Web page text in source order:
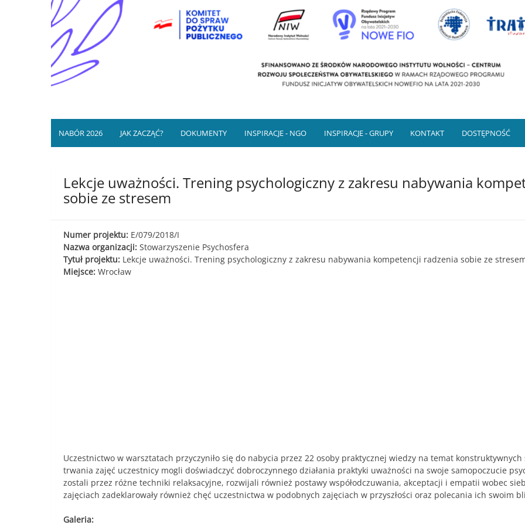
NGO, grup nieformalnych i
NABÓR 2026 JAK ZACZĄĆ? DOKUMENTY INSPIRACJE - NGO INSPIRACJE - GRUPY KONTAKT DOSTĘPNOŚĆ
Lekcje uważności. Trening psychologiczny z zakresu nabywania
sobie ze stresem
Numer projektu: E/079/2018/I
Nazwa organizacji: Stowarzyszenie Psychosfera
Tytuł projektu: Lekcje uważności. Trening psychologiczny z zakresu nabywania kompetencji radzenia sobie ze
Miejsce: Wrocław
Uczestnictwo w warsztatach przyczyniło się do nabycia przez 22 osoby praktycznej wiedzy na temat
trwania zajęć uczestnicy mogli doświadczyć dobroczynnego działania praktyki uważności na swoje samopoczucie
zostali przez różne techniki relaksacyjne, rozwijali również postawy współodczuwania, akceptacji i empatii wobec
zajęciach zadeklarowały również chęć uczestnictwa w podobnych zajęciach w przyszłości oraz polecania ich swoim
Galeria: